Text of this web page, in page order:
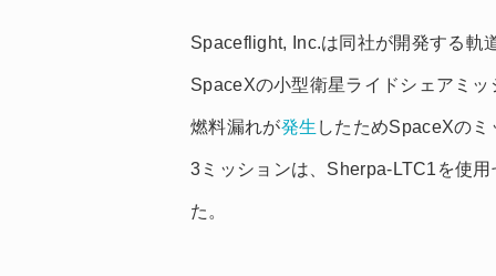
Spaceflight, Inc.は同社が開発する軌
SpaceXの小型衛星ライドシェアミッ
燃料漏れが発生 したためSpaceXの
3ミッションは、Sherpa-LTC1を使
た。